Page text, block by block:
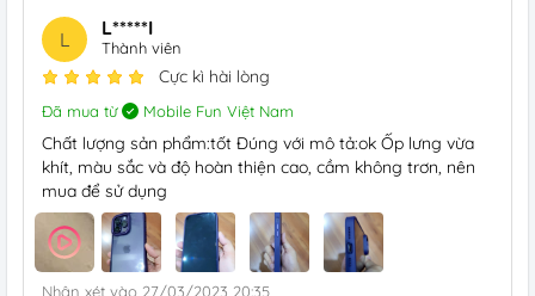
L L*****i
Thành viên
Cực kì hài lòng
Đã mua từ Mobile Fun Việt Nam
Chất lượng sản phẩm:tốt Đúng với mô tả:ok Ốp lưng vừa
khít, màu sắc và độ hoàn thiện cao, cầm không trơn, nên
mua để sử dụng
Nhận xét vào 27/03/2023 20:35